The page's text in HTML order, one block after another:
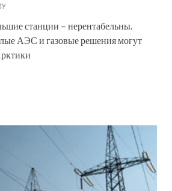
станции – нерентабельны.
АЭС и газовые решения могут